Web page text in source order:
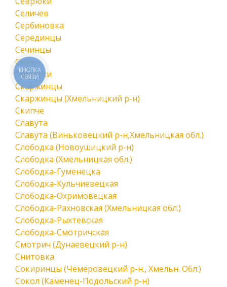
Селичев
Сербиновка
Серединцы
Сечинцы
Сивки
Синютки
Скаржинцы
Скаржинцы (Хмельницкий р-н)
Скипче
Славута
Славута (Виньковецкий р-н,Хмельницкая обл.)
Слободка (Новоушицкий р-н)
Слободка (Хмельницкая обл.)
Слободка-Гуменецка
Слободка-Кульчиевецкая
Слободка-Охримовецкая
Слободка-Рахновская (Хмельницкая обл.)
Слободка-Рыхтевская
Слободка-Смотричская
Смотрич (Дунаевецкий р-н)
Снитовка
Сокиринцы (Чемеровецкий р-н., Хмельн. Обл.)
Сокол (Каменец-Подольский р-н)
КНОПКА
СВЯЗИ